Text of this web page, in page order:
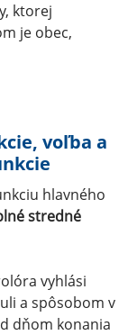
ktorej
je obec,
voľba a
hlavného
stredné
vyhlási
a spôsobom v
dňom konania